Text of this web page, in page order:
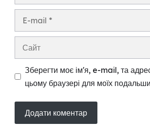
Зберегти моє ім'я, e-mail, та
цьому браузері для моїх